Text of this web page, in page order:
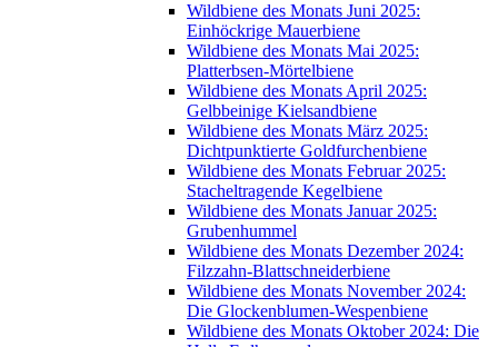
Wildbiene des Monats Juni 2025:
Einhöckrige Mauerbiene
Wildbiene des Monats Mai 2025:
Platterbsen-Mörtelbiene
Wildbiene des Monats April 2025:
Gelbbeinige Kielsandbiene
Wildbiene des Monats März 2025:
Dichtpunktierte Goldfurchenbiene
Wildbiene des Monats Februar 2025:
Stacheltragende Kegelbiene
Wildbiene des Monats Januar 2025:
Grubenhummel
Wildbiene des Monats Dezember 2024:
Filzzahn-Blattschneiderbiene
Wildbiene des Monats November 2024:
Die Glockenblumen-Wespenbiene
Wildbiene des Monats Oktober 2024: Die